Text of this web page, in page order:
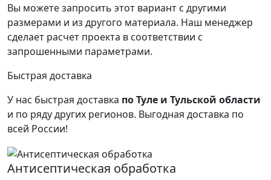
Вы можете запросить этот вариант с другими
размерами и из другого материала. Наш менеджер
сделает расчет проекта в соответствии с
запрошенными параметрами.
Быстрая доставка
У нас быстрая доставка по Туле и Тульской области
и по ряду других регионов. Выгодная доставка по
всей России!
Антисептическая обработка